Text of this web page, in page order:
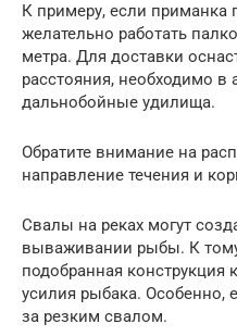
К примеру, если приманка
желательно работать
метра. Для доставки
расстояния, необходимо в
дальнобойные удилища.
Обратите внимание на
направление течения и
Свалы на реках могут
вываживании рыбы. К
подобранная
усилия рыбака. Особенно,
за резким свалом.